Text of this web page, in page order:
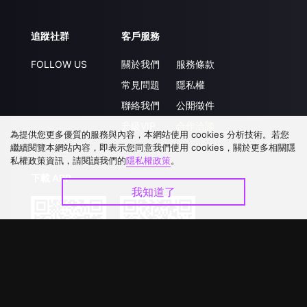
追蹤社群
FOLLOW US
客戶服務
關於我們
常見問題
聯絡我們
服務條款
隱私權
公開徵件
下載 APP
為提供您更多優質的服務與內容，本網站使用 cookies 分析技術。若您
繼續閱覽本網站內容，即表示您同意我們使用 cookies，關於更多相關隱
私權政策資訊，請閱讀我們的隱私權政策。
我知道了